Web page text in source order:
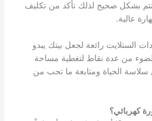
تتم بشكل صحيح لذلك تأكد من تكليف
عالية.
الستلايت رائعة لجعل بيتك يبدو
الضوء من عدة نقاط لتغطية مساحة
الحياة ومتابعة ما تحب من
كهربائي؟